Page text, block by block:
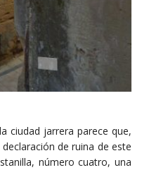
ciudad jarrera parece que,
de ruina de este
número cuatro, una